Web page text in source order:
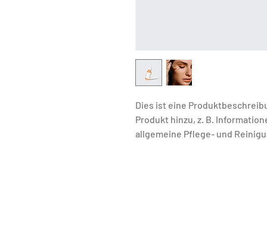
Dies ist eine
Produkt hinzu, z. B.
allgemeine Pflege- und